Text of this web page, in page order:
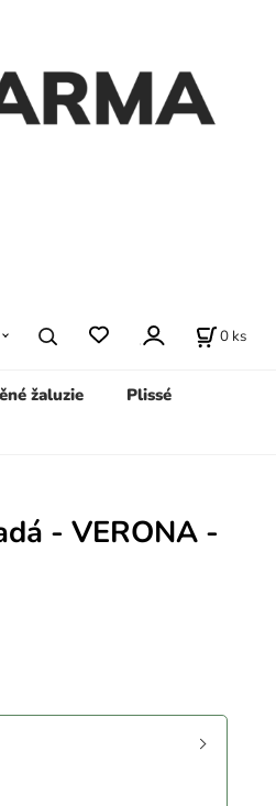
žaluzie
Plissé
0 ks
- VERONA -